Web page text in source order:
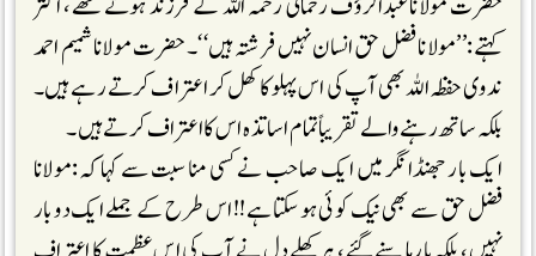
کہتے:’’مولانا فضل حق انسان نہیں فرشتہ ہیں‘‘۔ حضرت مولانا شمیم احمد
ندوی حفظہ اللہ بھی آپ کی اس پہلو کا کھل کر اعتراف کرتے رہے ہیں۔
بلکہ ساتھ رہنے والے تقریباً تمام اساتذہ اس کااعتراف کرتے ہیں۔
ایک بار جھنڈانگر میں ایک صاحب نے کسی مناسبت سے کہاکہ :مولانا
فضل حق سے بھی نیک کوئی ہوسکتا ہے!!اس طرح کے جملے ایک دو بار